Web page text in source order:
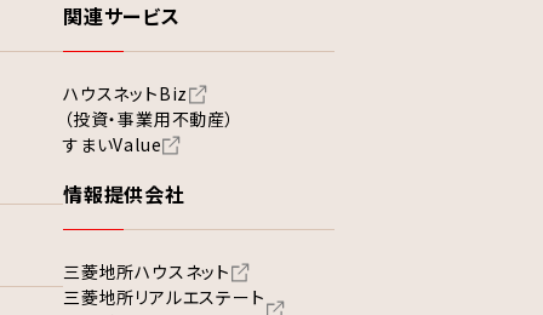
関連サービス
ハウスネットBiz
（投資・事業用不動産）
すまいValue
情報提供会社
三菱地所ハウスネット
三菱地所リアルエステート